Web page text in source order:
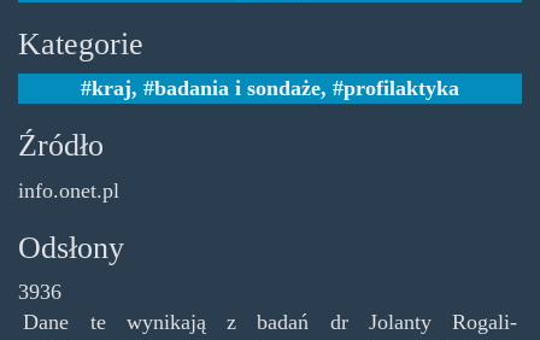
Kategorie
kraj, badania i sondaże, profilaktyka
Źródło
info.onet.pl
Odsłony
3936
Dane te wynikają z badań dr Jolanty Rogali-